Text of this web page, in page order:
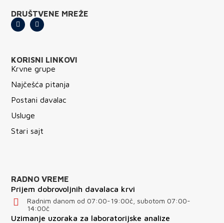
DRUŠTVENE MREŽE
KORISNI LINKOVI
Krvne grupe
Najčešća pitanja
Postani davalac
Usluge
Stari sajt
RADNO VREME
Prijem dobrovoljnih davalaca krvi
Radnim danom od 07:00-19:00č, subotom 07:00-
14:00č
Uzimanje uzoraka za laboratorijske analize